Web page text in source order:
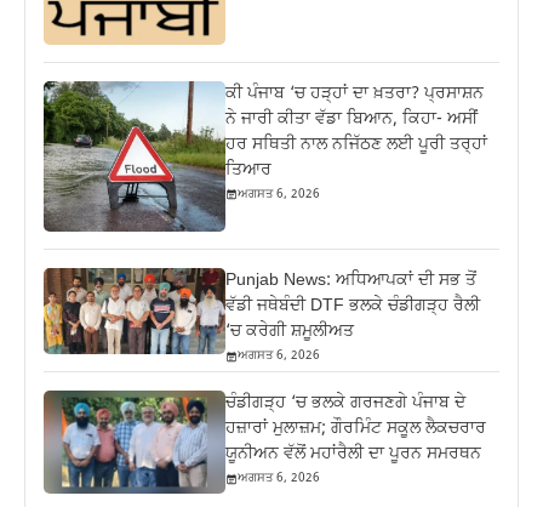
ਕੀ ਪੰਜਾਬ ‘ਚ ਹੜ੍ਹਾਂ ਦਾ ਖ਼ਤਰਾ? ਪ੍ਰਸਾਸ਼ਨ
ਨੇ ਜਾਰੀ ਕੀਤਾ ਵੱਡਾ ਬਿਆਨ, ਕਿਹਾ- ਅਸੀਂ
ਹਰ ਸਥਿਤੀ ਨਾਲ ਨਜਿੱਠਣ ਲਈ ਪੂਰੀ ਤਰ੍ਹਾਂ
ਤਿਆਰ
ਅਗਸਤ 6, 2026
Punjab News: ਅਧਿਆਪਕਾਂ ਦੀ ਸਭ ਤੋਂ
ਵੱਡੀ ਜਥੇਬੰਦੀ DTF ਭਲਕੇ ਚੰਡੀਗੜ੍ਹ ਰੈਲੀ
‘ਚ ਕਰੇਗੀ ਸ਼ਮੂਲੀਅਤ
ਅਗਸਤ 6, 2026
ਚੰਡੀਗੜ੍ਹ ‘ਚ ਭਲਕੇ ਗਰਜਣਗੇ ਪੰਜਾਬ ਦੇ
ਹਜ਼ਾਰਾਂ ਮੁਲਾਜ਼ਮ; ਗੌਰਮਿੰਟ ਸਕੂਲ ਲੈਕਚਰਾਰ
ਯੂਨੀਅਨ ਵੱਲੋਂ ਮਹਾਂਰੈਲੀ ਦਾ ਪੂਰਨ ਸਮਰਥਨ
ਅਗਸਤ 6, 2026